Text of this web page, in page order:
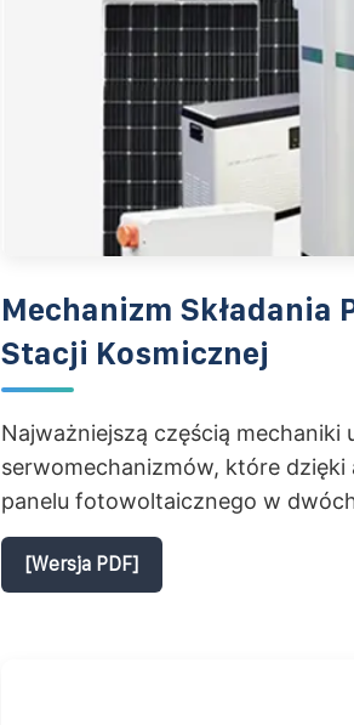
Mechanizm Składania
Stacji Kosmicznej
Najważniejszą częścią mechaniki
serwomechanizmów, które
panelu fotowoltaicznego w
[Wersja PDF]